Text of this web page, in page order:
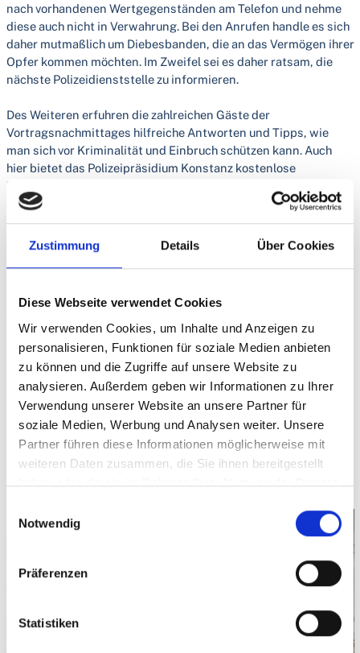
Zustimmung Details Über Cookies
Diese Webseite verwendet Cookies
Wir verwenden Cookies, um Inhalte und Anzeigen zu
personalisieren, Funktionen für soziale Medien anbieten
zu können und die Zugriffe auf unsere Website zu
analysieren. Außerdem geben wir Informationen zu Ihrer
Verwendung unserer Website an unsere Partner für
soziale Medien, Werbung und Analysen weiter. Unsere
Partner führen diese Informationen möglicherweise mit
weiteren Daten zusammen, die Sie ihnen bereitgestellt
haben oder die sie im Rahmen Ihrer Nutzung der Dienste
Notwendig
Präferenzen
Statistiken
nach vorhandenen Wertgegenständen am Telefon und nehme
diese auch nicht in Verwahrung. Bei den Anrufen handle es sich
daher mutmaßlich um Diebesbanden, die an das Vermögen ihrer
Opfer kommen möchten. Im Zweifel sei es daher ratsam, die
nächste Polizeidienststelle zu informieren.
Des Weiteren erfuhren die zahlreichen Gäste der
Vortragsnachmittages hilfreiche Antworten und Tipps, wie
man sich vor Kriminalität und Einbruch schützen kann. Auch
hier bietet das Polizeipräsidium Konstanz kostenlose
Beratungen vor Ort an, wie man sein Eigenheim vor Einbrüchen
sichern kann (Einbruchschutzberatungen unter Tel. 0741/477-
1901 oder Email: konstanz.pp.praevention.rw@polizei.bwl.de).
Im Anschluss gab es noch die Möglichkeit, dem erfahrenen
zusammen mit dem Polizeipräsidium Konstanz geladen hat,
bedankte sich bei Herrn Rehfuß für den praxisnahen und sehr
anschaulichen Vortrag. Sie resumierte, dass Zimmern nun
informiert und gewappnet sei gegen Einbruch und Betrug. Sie
hoffe, dass die Straftäter nun um Zimmern einen großen Bogen
machen würden.
Bild: Bernd Rehfuß (Polizeipräsidiums Konstanz, Referat
Prävention) informiert die Gäste über allerlei Methoden der
Betrüger und Einbrecher. (Schaber)